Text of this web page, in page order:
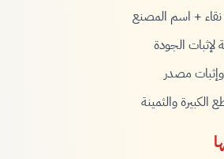
+ اسم المصنع
لإثبات الجودة
مصدر
الكبيرة والثمينة